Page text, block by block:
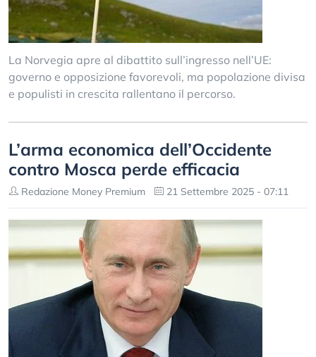
La Norvegia apre al dibattito sull’ingresso nell’UE:
governo e opposizione favorevoli, ma popolazione divisa
e populisti in crescita rallentano il percorso.
L’arma economica dell’Occidente
contro Mosca perde efficacia
Redazione Money Premium 21 Settembre 2025 - 07:11